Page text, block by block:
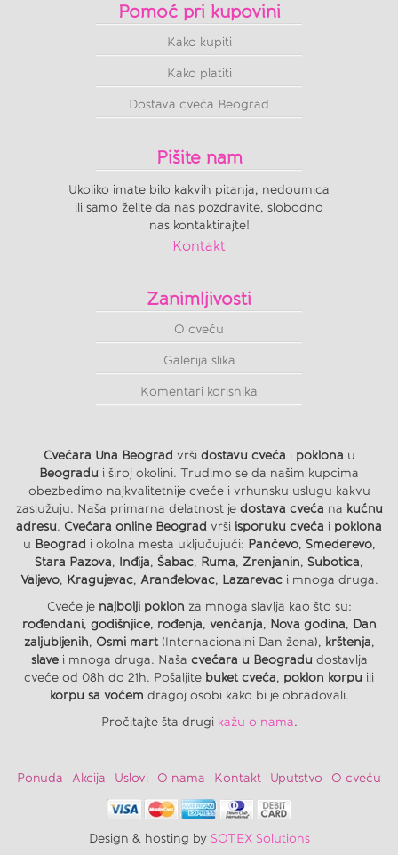
Pomoć pri kupovini
Kako kupiti
Kako platiti
Dostava cveća Beograd
Pišite nam
Ukoliko imate bilo kakvih pitanja, nedoumica
ili samo želite da nas pozdravite, slobodno
nas kontaktirajte!
Kontakt
Zanimljivosti
O cveću
Galerija slika
Komentari korisnika
Cvećara Una Beogradvrši dostavu cveća i poklona u
Beogradu i široj okolini. Trudimo se da našim kupcima
obezbedimo najkvalitetnije cveće i vrhunsku uslugu kakvu
zaslužuju. Naša primarna delatnost je dostava cveća na kućnu
adresu. Cvećara online Beograd vrši isporuku cveća i poklona
u Beogradi okolna mesta uključujući: Pančevo, Smederevo,
Stara Pazova, Inđija, Šabac, Ruma, Zrenjanin, Subotica,
Valjevo, Kragujevac, Aranđelovac, Lazarevaci mnoga druga.
Cveće je najbolji poklonza mnoga slavlja kao što su:
rođendani, godišnjice, rođenja, venčanja, Nova godina, Dan
zaljubljenih, Osmi mart(Internacionalni Dan žena), krštenja,
slavei mnoga druga. Naša cvećara u Beogradudostavlja
cveće od 08h do 21h. Pošaljite buket cveća, poklon korpu ili
korpu sa voćemdragoj osobi kako bi je obradovali.
Pročitajte šta drugi kažu o nama.
Ponuda Akcija Uslovi O nama Kontakt Uputstvo O cveću
Design & hosting by SOTEX Solutions